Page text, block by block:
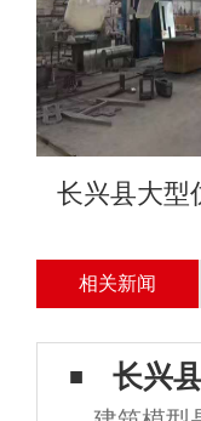
长兴县大型
相关新闻
长兴